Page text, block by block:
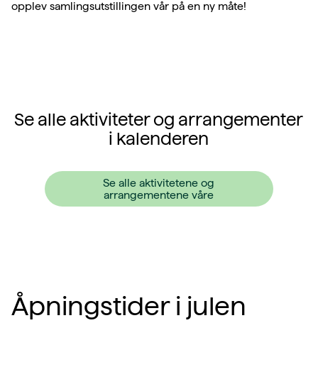
opplev samlingsutstillingen vår på en ny måte!
Se alle aktiviteter og arrangementer
i kalenderen
Se alle aktivitetene og
arrangementene våre
Åpningstider i julen